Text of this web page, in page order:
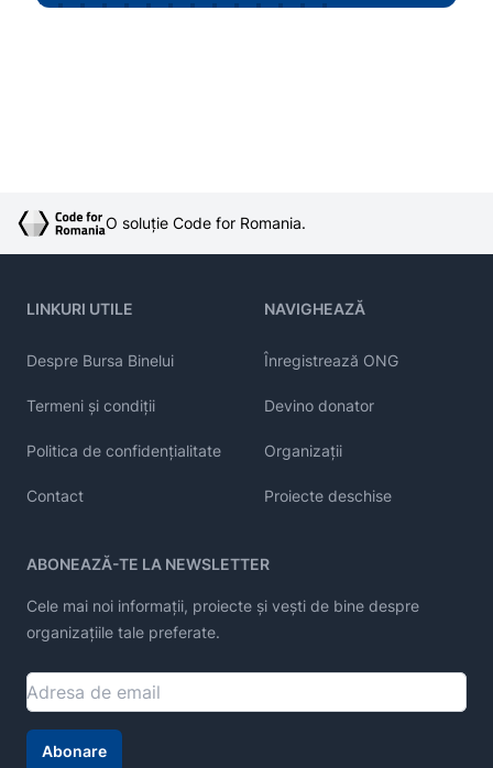
O soluție Code for Romania.
LINKURI UTILE
Despre Bursa Binelui
Termeni și condiții
Politica de confidențialitate
Contact
NAVIGHEAZĂ
Înregistrează ONG
Devino donator
Organizații
Proiecte deschise
ABONEAZĂ-TE LA NEWSLETTER
Cele mai noi informații, proiecte și vești de bine despre
organizațiile tale preferate.
Abonare